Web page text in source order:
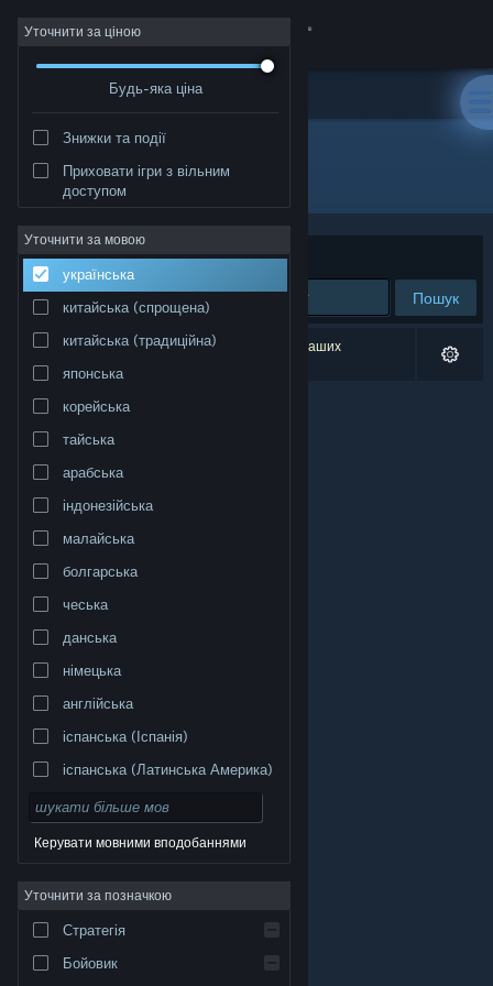
Увійти
Крамниця
Інформація
Підтримка
Змінити мову
Переглянути повну версію
© Valve Corporation. Усі права захищено. Усі
Юридична інформація
підписника Steam
cookie
Уточнити за ціною
Будь-яка ціна
Знижки та події
Приховати ігри з вільним
доступом
Уточнити за мовою
українська
китайська (спрощена)
китайська (традиційна)
японська
корейська
тайська
арабська
індонезійська
малайська
болгарська
чеська
данська
німецька
англійська
іспанська (Іспанія)
іспанська (Латинська Америка)
Керувати мовними вподобаннями
Уточнити за позначкою
Стратегія
Бойовик
Видавець: Maxint LLC
Упорядкувати за доречністю
Пошук
Результатів вашого пошуку: 0. Відповідно до ваших
уподобань було виключено 1 найменування.